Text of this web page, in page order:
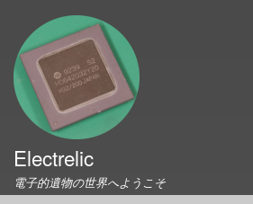
Electrelic
電子的遺物の世界へようこそ